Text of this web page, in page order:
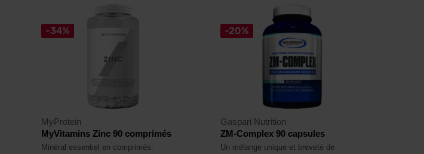
-34%
MyProtein
MyVitamins Zinc 90 comprimés
Minéral essentiel en comprimés.
-20%
Gaspari Nutrition
ZM-Complex 90 capsules
Un mélange unique et breveté de